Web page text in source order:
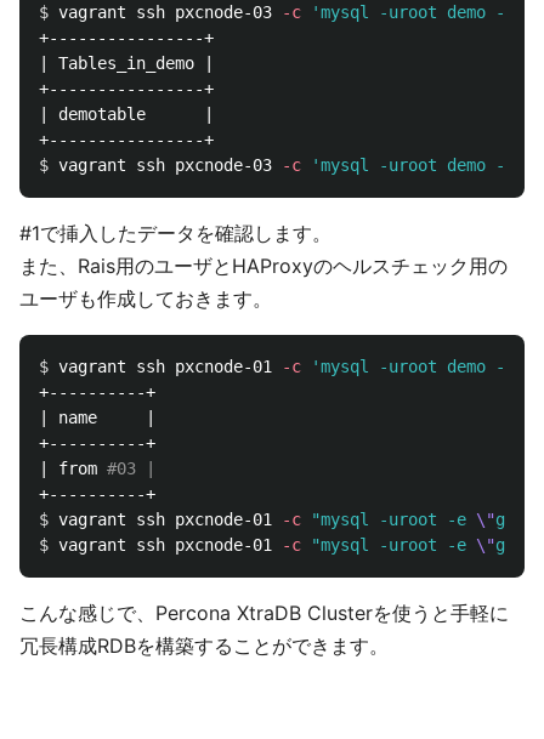
$ vagrant ssh pxcnode-03 -c
'mysql -uroot demo -e
+----------------+
| Tables_in_demo |
+----------------+
| demotable      |
$ vagrant ssh pxcnode-03 -c 'mysql -uroot demo -e
#1で挿入したデータを確認します。
また、Rais用のユーザとHAProxyのヘルスチェック用の
ユーザも作成しておきます。
$ vagrant ssh pxcnode-01 -c
'mysql -uroot demo -e
+----------+
| name     |
+----------+
| from #03 |
$ vagrant ssh pxcnode-01 -c "mysql -uroot -e \"
$ vagrant ssh pxcnode-01 -c "mysql -uroot -e \"
こんな感じで、Percona XtraDB Clusterを使うと手軽に
冗長構成RDBを構築することができます。